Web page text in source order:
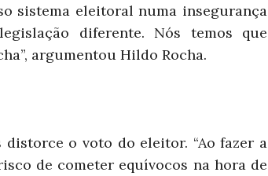
sistema eleitoral numa insegurança
diferente. Nós temos que
argumentou Hildo Rocha.
o voto do eleitor. “Ao fazer a
de cometer equívocos na hora de